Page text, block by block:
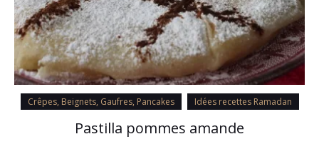
Crêpes, Beignets, Gaufres, Pancakes Idées recettes Ramadan
Pastilla pommes amande